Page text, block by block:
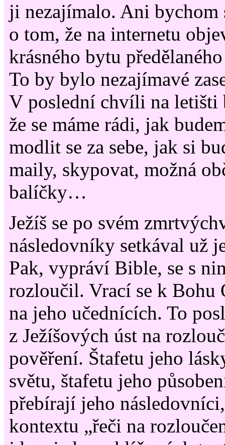
ji nezajímalo. Ani bychom
o tom, že na internetu
krásného bytu
To by bylo nezajímavé
V poslední chvíli na letišti
že se máme rádi, jak
modlit se za sebe, jak si
maily, skypovat, možná
balíčky…
Ježíš se po svém
následovníky setkával už
Pak, vypráví Bible, se s
rozloučil. Vrací se k Bohu
na jeho učednících. To
z Ježíšových úst na
pověření. Štafetu jeho
světu, štafetu jeho
přebírají jeho
kontextu „řeči na